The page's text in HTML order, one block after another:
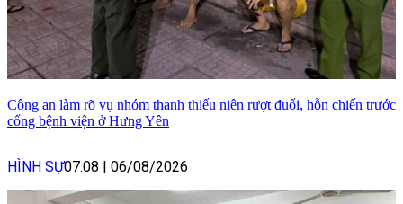
Công an làm rõ vụ nhóm thanh thiếu niên rượt đuổi, hỗn chiến trước
cổng bệnh viện ở Hưng Yên
HÌNH SỰ07:08 | 06/08/2026